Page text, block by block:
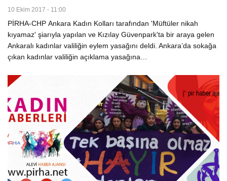
10 Ekim 2017 - 11:00
PİRHA-CHP Ankara Kadın Kolları tarafından 'Müftüler nikah
kıyamaz' şiarıyla yapılan ve Kızılay Güvenpark'ta bir araya gelen
Ankaralı kadınlar valiliğin eylem yasağını deldi. Ankara’da sokağa
çıkan kadınlar valiliğin açıklama yasağına…